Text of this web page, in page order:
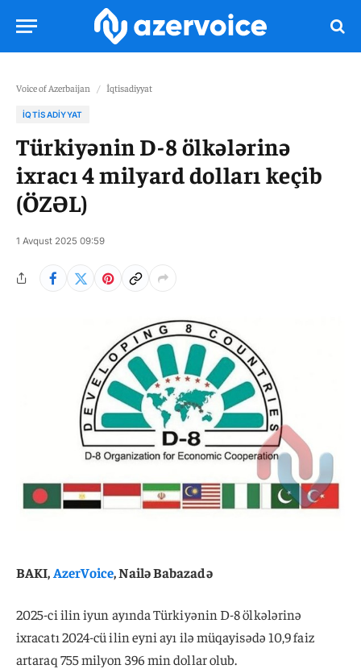
Voice of Azerbaijan / İqtisadiyyat
İQTISADIYYAT
Türkiyənin D-8 ölkələrinə
ixracı 4 milyard dolları keçib
(ÖZƏL)
1 Avqust 2025 09:59
BAKI,AzerVoice, Nailə Babazadə
2025-ci ilin iyun ayında Türkiyənin D-8 ölkələrinə
ixracatı 2024-cü ilin eyni ayı ilə müqayisədə 10,9 faiz
artaraq 755 milyon 396 min dollar olub.